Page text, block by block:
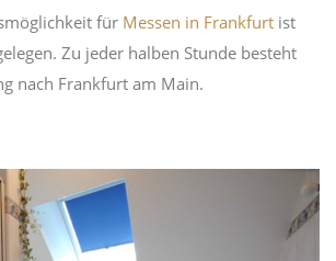
für Messen in Frankfurt ist
Zu jeder halben Stunde besteht
nach Frankfurt am Main.